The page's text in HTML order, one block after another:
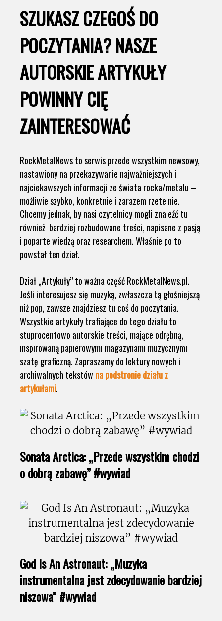
SZUKASZ CZEGOŚ DO
POCZYTANIA? NASZE
AUTORSKIE ARTYKUŁY
POWINNY CIĘ
ZAINTERESOWAĆ
RockMetalNews to serwis przede wszystkim newsowy,
nastawiony na przekazywanie najważniejszych i
najciekawszych informacji ze świata rocka/metalu –
możliwie szybko, konkretnie i zarazem rzetelnie.
Chcemy jednak, by nasi czytelnicy mogli znaleźć tu
również bardziej rozbudowane treści, napisane z pasją
i poparte wiedzą oraz researchem. Właśnie po to
powstał ten dział.
Dział „Artykuły” to ważna część RockMetalNews.pl.
Jeśli interesujesz się muzyką, zwłaszcza tą głośniejszą
niż pop, zawsze znajdziesz tu coś do poczytania.
Wszystkie artykuły trafiające do tego działu to
stuprocentowo autorskie treści, mające odrębną,
inspirowaną papierowymi magazynami muzycznymi
szatę graficzną. Zapraszamy do lektury nowych i
archiwalnych tekstów na podstronie działu z
artykułami.
Sonata Arctica: „Przede wszystkim chodzi
o dobrą zabawę” #wywiad
God Is An Astronaut: „Muzyka
instrumentalna jest zdecydowanie bardziej
niszowa” #wywiad